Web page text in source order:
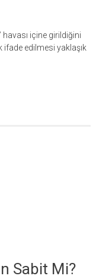
havası içine girildiğini
edilmesi yaklaşık
Sabit Mi?